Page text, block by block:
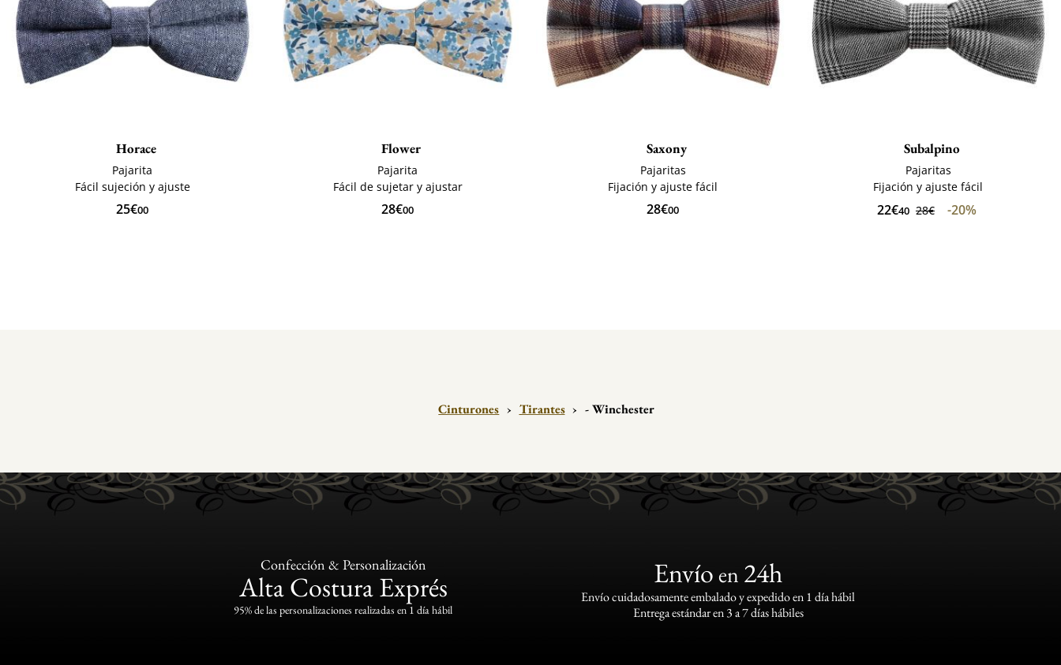
Horace
Pajarita
Fácil sujeción y ajuste
25€00
Flower
Pajarita
Fácil de sujetar y ajustar
28€00
Saxony
Pajaritas
Fijación y ajuste fácil
28€00
Subalpino
Pajaritas
Fijación y ajuste fácil
22€40 28€ -20%
Cinturones › Tirantes › - Winchester
Confección & Personalización
Alta Costura Exprés
95% de las personalizaciones realizadas en 1 día hábil
Envíoen 24h
Envío cuidadosamente embalado y expedido en 1 día hábil
Entrega estándar en 3 a 7 días hábiles